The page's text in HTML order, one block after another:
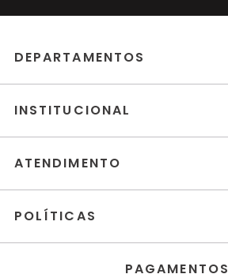
DEPARTAMENTOS
INSTITUCIONAL
ATENDIMENTO
POLÍTICAS
PAGAMENTOS